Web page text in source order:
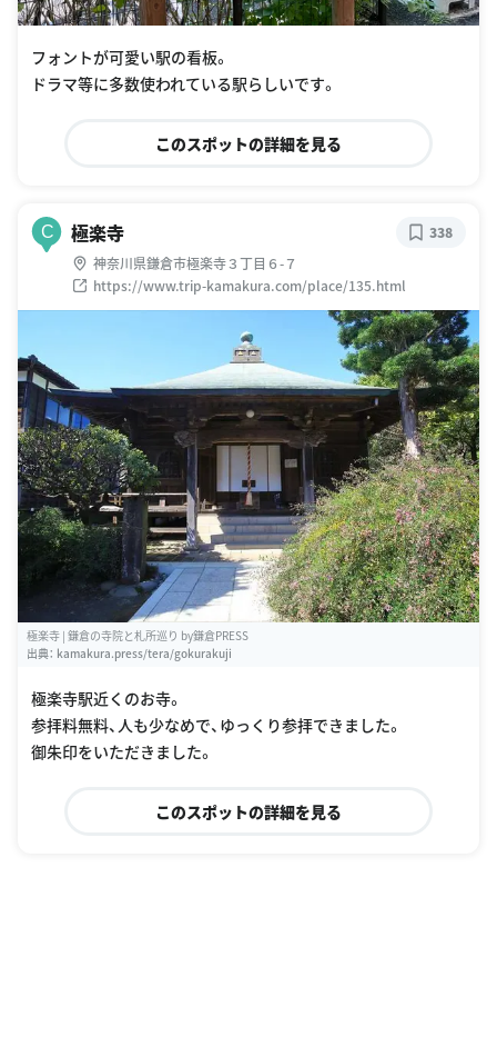
フォントが可愛い駅の看板。
ドラマ等に多数使われている駅らしいです。
このスポットの詳細を見る
C 極楽寺
神奈川県鎌倉市極楽寺３丁目６-７
https://www.trip-kamakura.com/place/135.html
338
極楽寺 | 鎌倉の寺院と札所巡り by鎌倉PRESS
出典： kamakura.press/tera/gokurakuji
極楽寺駅近くのお寺。
参拝料無料、人も少なめで、ゆっくり参拝できました。
御朱印をいただきました。
このスポットの詳細を見る